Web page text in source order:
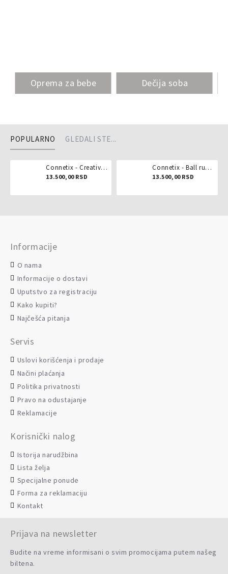
Oprema za bebe Dečija soba
POPULARNO GLEDALI STE...
Connetix - Creative pack 102 dela
13.500,00 RSD
Connetix - Ball run pastel 106 delova
13.500,00 RSD
Informacije
O nama
Informacije o dostavi
Uputstvo za registraciju
Kako kupiti?
Najčešća pitanja
Servis
Uslovi korišćenja i prodaje
Načini plaćanja
Politika privatnosti
Pravo na odustajanje
Reklamacije
Korisnički nalog
Istorija narudžbina
Lista želja
Specijalne ponude
Forma za reklamaciju
Kontakt
Prijava na newsletter
Budite na vreme informisani o svim promocijama putem našeg
biltena.